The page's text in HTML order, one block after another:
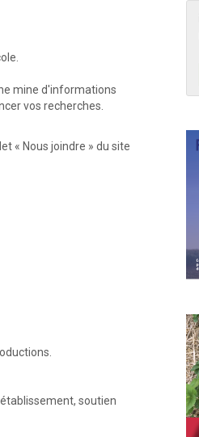
mine d'informations
vos recherches.
« Nous joindre » du site
soutien